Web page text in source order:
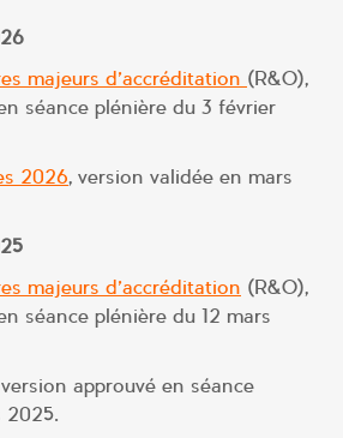
majeurs d’accréditation (R&O),
séance plénière du 3 février
2026, version validée en mars
majeurs d’accréditation (R&O),
séance plénière du 12 mars
approuvé en séance
2025.